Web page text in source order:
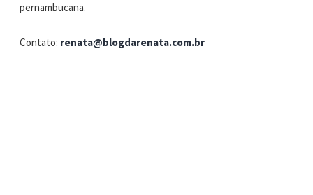
pernambucana.
Contato: renata@blogdarenata.com.br